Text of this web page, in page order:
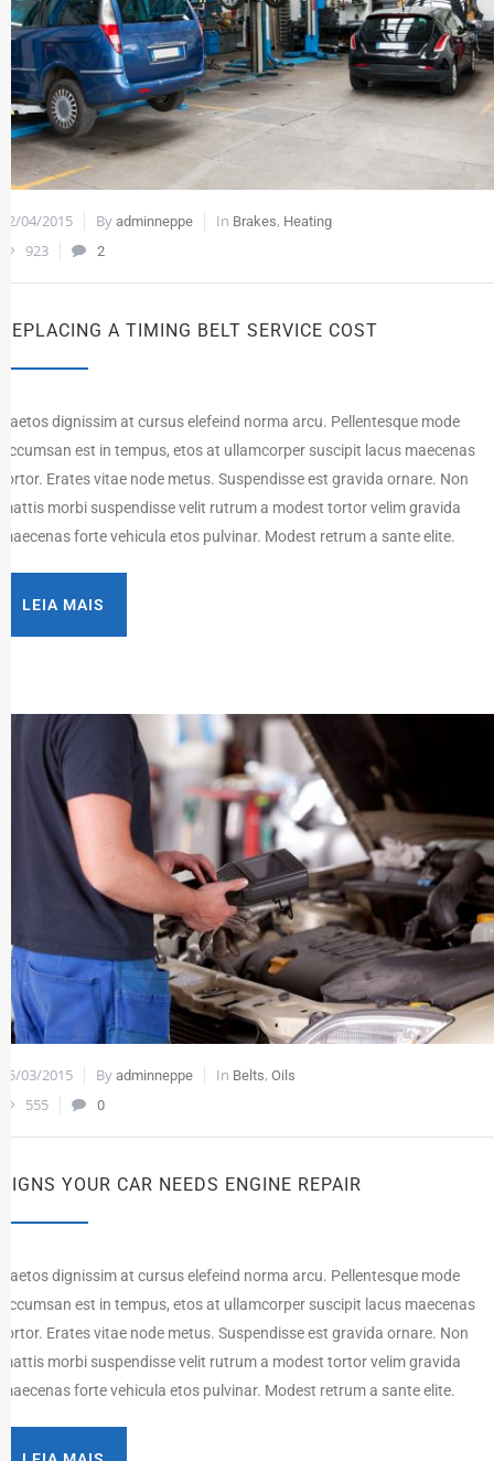
12/04/2015 By adminneppe In Brakes, Heating
923 2
REPLACING A TIMING BELT SERVICE COST
Paetos dignissim at cursus elefeind norma arcu. Pellentesque mode
accumsan est in tempus, etos at ullamcorper suscipit lacus maecenas
tortor. Erates vitae node metus. Suspendisse est gravida ornare. Non
mattis morbi suspendisse velit rutrum a modest tortor velim gravida
maecenas forte vehicula etos pulvinar. Modest retrum a sante elite.
LEIA MAIS
25/03/2015 By adminneppe In Belts, Oils
555 0
SIGNS YOUR CAR NEEDS ENGINE REPAIR
Paetos dignissim at cursus elefeind norma arcu. Pellentesque mode
accumsan est in tempus, etos at ullamcorper suscipit lacus maecenas
tortor. Erates vitae node metus. Suspendisse est gravida ornare. Non
mattis morbi suspendisse velit rutrum a modest tortor velim gravida
maecenas forte vehicula etos pulvinar. Modest retrum a sante elite.